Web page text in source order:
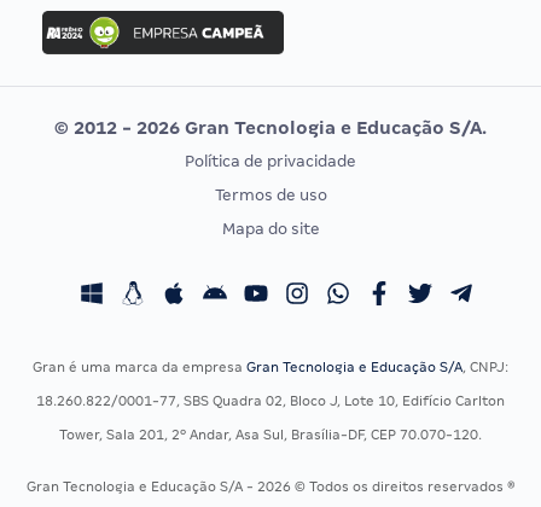
Concurso Ibama
Concurso MPU
Editais publicados
Vunesp
CONCURSOS POR PROFISSÃO
Concursos Fiscais
Concursos Saúde
Residência Multiprofissional
EXAME DE ORDEM
Calendário OAB
© 2012 - 2026 Gran Tecnologia e Educação S/A.
Política de privacidade
Termos de uso
Mapa do site
Gran é uma marca da empresa Gran Tecnologia e Educação S/A, CNPJ:
18.260.822/0001-77, SBS Quadra 02, Bloco J, Lote 10, Edifício Carlton
Tower, Sala 201, 2º Andar, Asa Sul, Brasília-DF, CEP 70.070-120.
Gran Tecnologia e Educação S/A - 2026 © Todos os direitos reservados ®